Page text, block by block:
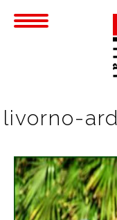
livorno-